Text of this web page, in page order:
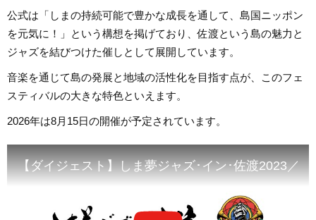
公式は「しまの持続可能で豊かな成長を通して、島国ニッポン
を元気に！」という構想を掲げており、佐渡という島の魅力と
ジャズを結びつけた催しとして展開しています。
音楽を通じて島の発展と地域の活性化を目指す点が、このフェ
スティバルの大きな特色といえます。
2026年は8月15日の開催が予定されています。
【ダイジェスト】しま夢ジャズ･イン･佐渡2023／